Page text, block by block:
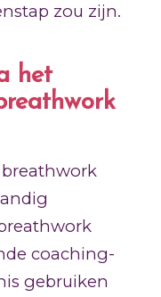
zou zijn.
het
coaching-
gebruiken